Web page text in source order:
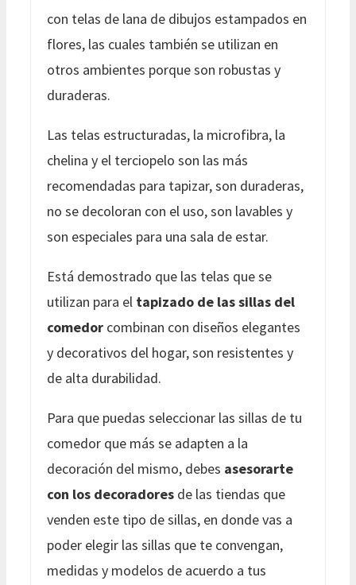
con telas de lana de dibujos estampados en
flores, las cuales también se utilizan en
otros ambientes porque son robustas y
duraderas.
Las telas estructuradas, la microfibra, la
chelina y el terciopelo son las más
recomendadas para tapizar, son duraderas,
no se decoloran con el uso, son lavables y
son especiales para una sala de estar.
Está demostrado que las telas que se
utilizan para el tapizado de las sillas del
comedor combinan con diseños elegantes
y decorativos del hogar, son resistentes y
de alta durabilidad.
Para que puedas seleccionar las sillas de tu
comedor que más se adapten a la
decoración del mismo, debes asesorarte
con los decoradores de las tiendas que
venden este tipo de sillas, en donde vas a
poder elegir las sillas que te convengan,
medidas y modelos de acuerdo a tus